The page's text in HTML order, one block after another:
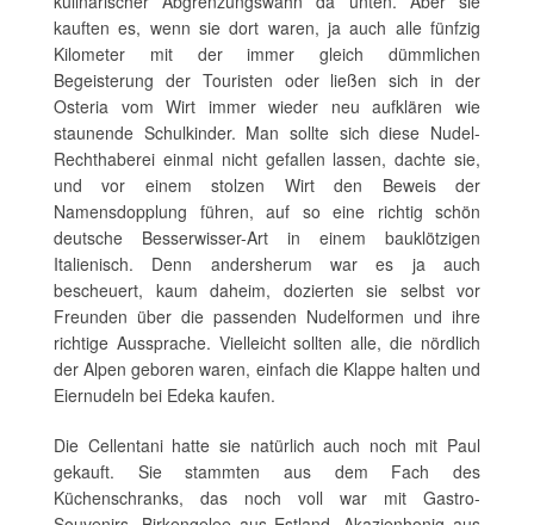
kauften es, wenn sie dort waren, ja auch alle fünfzig
Kilometer mit der immer gleich dümmlichen
Begeisterung der Touristen oder ließen sich in der
Osteria vom Wirt immer wieder neu aufklären wie
staunende Schulkinder. Man sollte sich diese Nudel-
Rechthaberei einmal nicht gefallen lassen, dachte sie,
und vor einem stolzen Wirt den Beweis der
Namensdopplung führen, auf so eine richtig schön
deutsche Besserwisser-Art in einem bauklötzigen
Italienisch. Denn andersherum war es ja auch
bescheuert, kaum daheim, dozierten sie selbst vor
Freunden über die passenden Nudelformen und ihre
richtige Aussprache. Vielleicht sollten alle, die nördlich
der Alpen geboren waren, einfach die Klappe halten und
Eiernudeln bei Edeka kaufen.
Die Cellentani hatte sie natürlich auch noch mit Paul
gekauft. Sie stammten aus dem Fach des
Küchenschranks, das noch voll war mit Gastro-